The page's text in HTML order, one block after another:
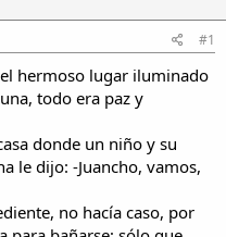
#1
hermoso lugar iluminado
todo era paz y
donde un niño y su
le dijo: -Juancho, vamos,
no hacía caso, por